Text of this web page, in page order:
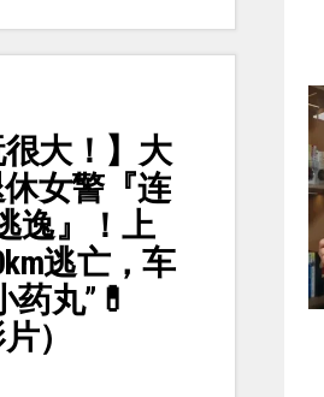
很大！】大
女警『连
逸』！上
逃亡，车
药丸”💊
）